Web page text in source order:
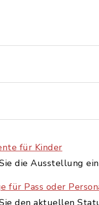
für Kinder
die Ausstellung
für Pass oder
den aktuellen